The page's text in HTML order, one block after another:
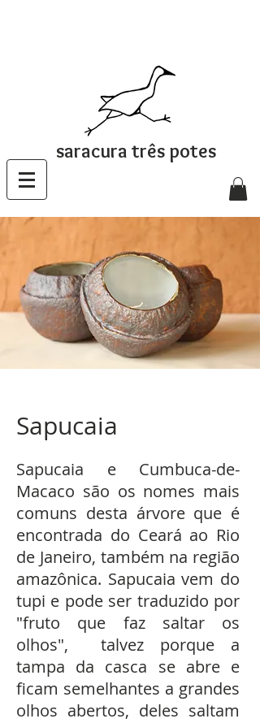
saracura três potes
Sapucaia
Sapucaia e Cumbuca-de-
Macaco são os nomes mais
comuns desta árvore que é
encontrada do Ceará ao Rio
de Janeiro, também na região
amazônica. Sapucaia vem do
tupi e pode ser traduzido por
"fruto que faz saltar os
olhos", talvez porque a
tampa da casca se abre e
ficam semelhantes a grandes
olhos abertos, deles saltam